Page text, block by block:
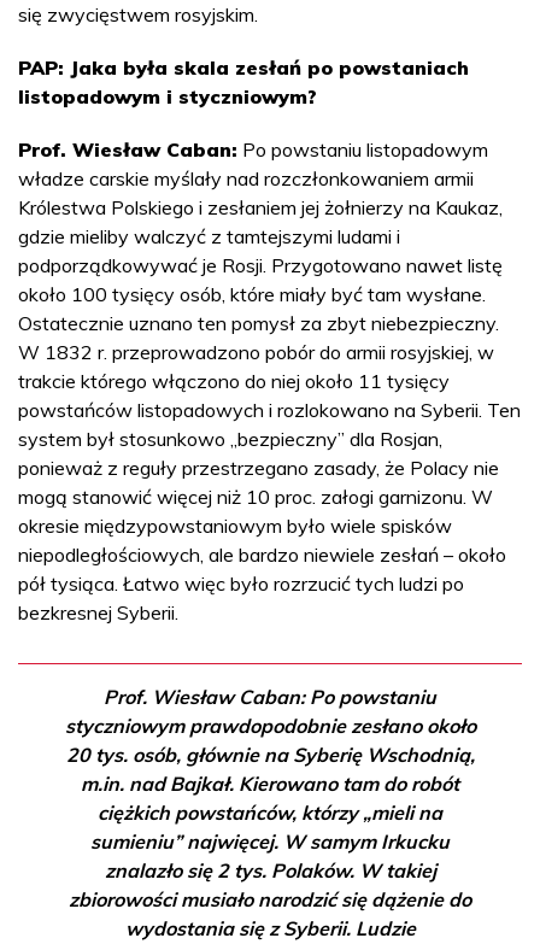
się zwycięstwem rosyjskim.
PAP: Jaka była skala zesłań po powstaniach
listopadowym i styczniowym?
Prof. Wiesław Caban: Po powstaniu listopadowym
władze carskie myślały nad rozczłonkowaniem armii
Królestwa Polskiego i zesłaniem jej żołnierzy na Kaukaz,
gdzie mieliby walczyć z tamtejszymi ludami i
podporządkowywać je Rosji. Przygotowano nawet listę
około 100 tysięcy osób, które miały być tam wysłane.
Ostatecznie uznano ten pomysł za zbyt niebezpieczny.
W 1832 r. przeprowadzono pobór do armii rosyjskiej, w
trakcie którego włączono do niej około 11 tysięcy
powstańców listopadowych i rozlokowano na Syberii. Ten
system był stosunkowo „bezpieczny” dla Rosjan,
ponieważ z reguły przestrzegano zasady, że Polacy nie
mogą stanowić więcej niż 10 proc. załogi garnizonu. W
okresie międzypowstaniowym było wiele spisków
niepodległościowych, ale bardzo niewiele zesłań – około
pół tysiąca. Łatwo więc było rozrzucić tych ludzi po
bezkresnej Syberii.
Prof. Wiesław Caban: Po powstaniu
styczniowym prawdopodobnie zesłano około
20 tys. osób, głównie na Syberię Wschodnią,
m.in. nad Bajkał. Kierowano tam do robót
ciężkich powstańców, którzy „mieli na
sumieniu” najwięcej. W samym Irkucku
znalazło się 2 tys. Polaków. W takiej
zbiorowości musiało narodzić się dążenie do
wydostania się z Syberii. Ludzie